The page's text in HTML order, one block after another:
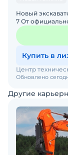
Новый
7 От официального дилера — техника, проверенная
временем, с
Произво
Купить в
Обновлено
Центр
Другие